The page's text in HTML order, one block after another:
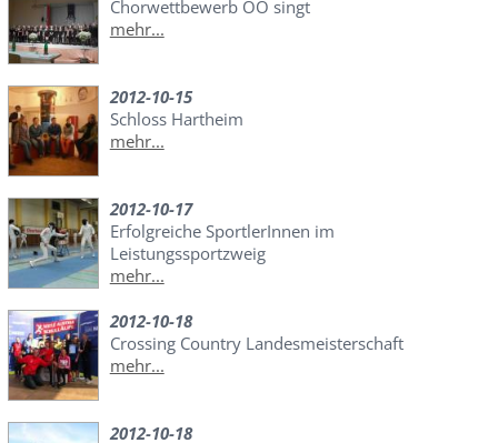
Chorwettbewerb OÖ singt
mehr...
2012-10-15
Schloss Hartheim
mehr...
2012-10-17
Erfolgreiche SportlerInnen im
Leistungssportzweig
mehr...
2012-10-18
Crossing Country Landesmeisterschaft
mehr...
2012-10-18